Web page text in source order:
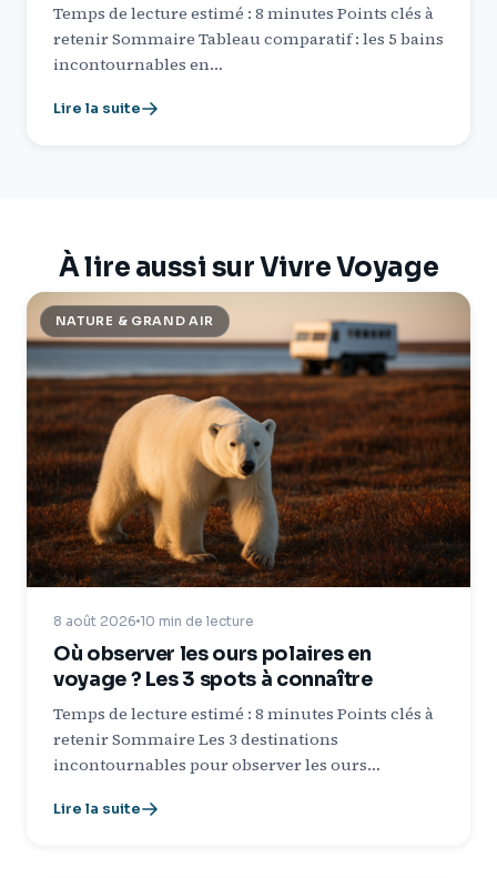
Temps de lecture estimé : 8 minutes Points clés à
retenir Sommaire Tableau comparatif : les 5 bains
incontournables en…
Lire la suite
À lire aussi sur Vivre Voyage
NATURE & GRAND AIR
8 août 2026 10 min de lecture
Où observer les ours polaires en
voyage ? Les 3 spots à connaître
Temps de lecture estimé : 8 minutes Points clés à
retenir Sommaire Les 3 destinations
incontournables pour observer les ours…
Lire la suite